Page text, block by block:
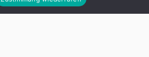
Continue Reading